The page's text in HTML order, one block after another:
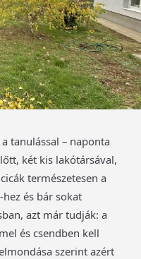
tanulással – naponta
két kis lakótársával,
természetesen a
és bár sokat
azt már tudják: a
és csendben kell
szerint azért